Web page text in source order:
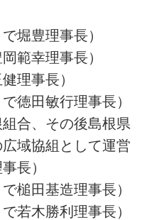
堀豊理事長）
範幸理事長）
理事長）
徳田敏行理事長）
合、その後島根県
域協組として運営
長）
槌田基造理事長）
若木勝利理事長）